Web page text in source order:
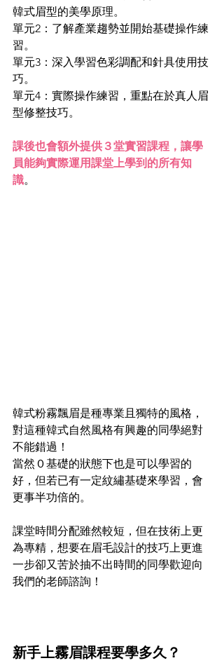
韓式眉型的美學原理。
單元2：了解產業趨勢並開始基礎操作練
習。
單元3：深入學習色彩調配和針具使用技
巧。
單元4：實際操作練習，重點在於真人眉
型修整技巧。
課後也會額外提供３堂實習課程，讓學
員能夠實際運用課堂上學到的所有知
識。
韓式粉霧飄眉是種專業且獨特的風格，
對這種韓式自然風格有興趣的同學絕對
不能錯過！
當然０基礎的狀態下也是可以學習的
好，但若已有一定紋繡基礎來學習，會
更事半功倍的。
課堂時間分配雖然較短，但在技術上更
為專精，想要在眉毛設計的技巧上更進
一步卻又苦於抽不出時間的同學歡迎向
我們的老師諮詢！
新手上霧眉課程要學多久？